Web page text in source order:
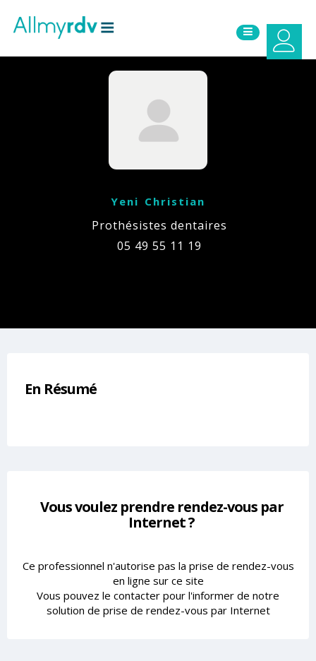
Yeni Christian
Prothésistes dentaires
05 49 55 11 19
En Résumé
Vous voulez prendre rendez-vous par
Internet ?
Ce professionnel n'autorise pas la prise de rendez-vous
en ligne sur ce site
Vous pouvez le contacter pour l'informer de notre
solution de prise de rendez-vous par Internet